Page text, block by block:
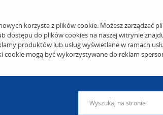
korzysta z plików cookie. Możesz zarządzać
dostępu do plików cookies na naszej witrynie
produktów lub usług wyświetlane w ramach
mogą być wykorzystywane do reklam